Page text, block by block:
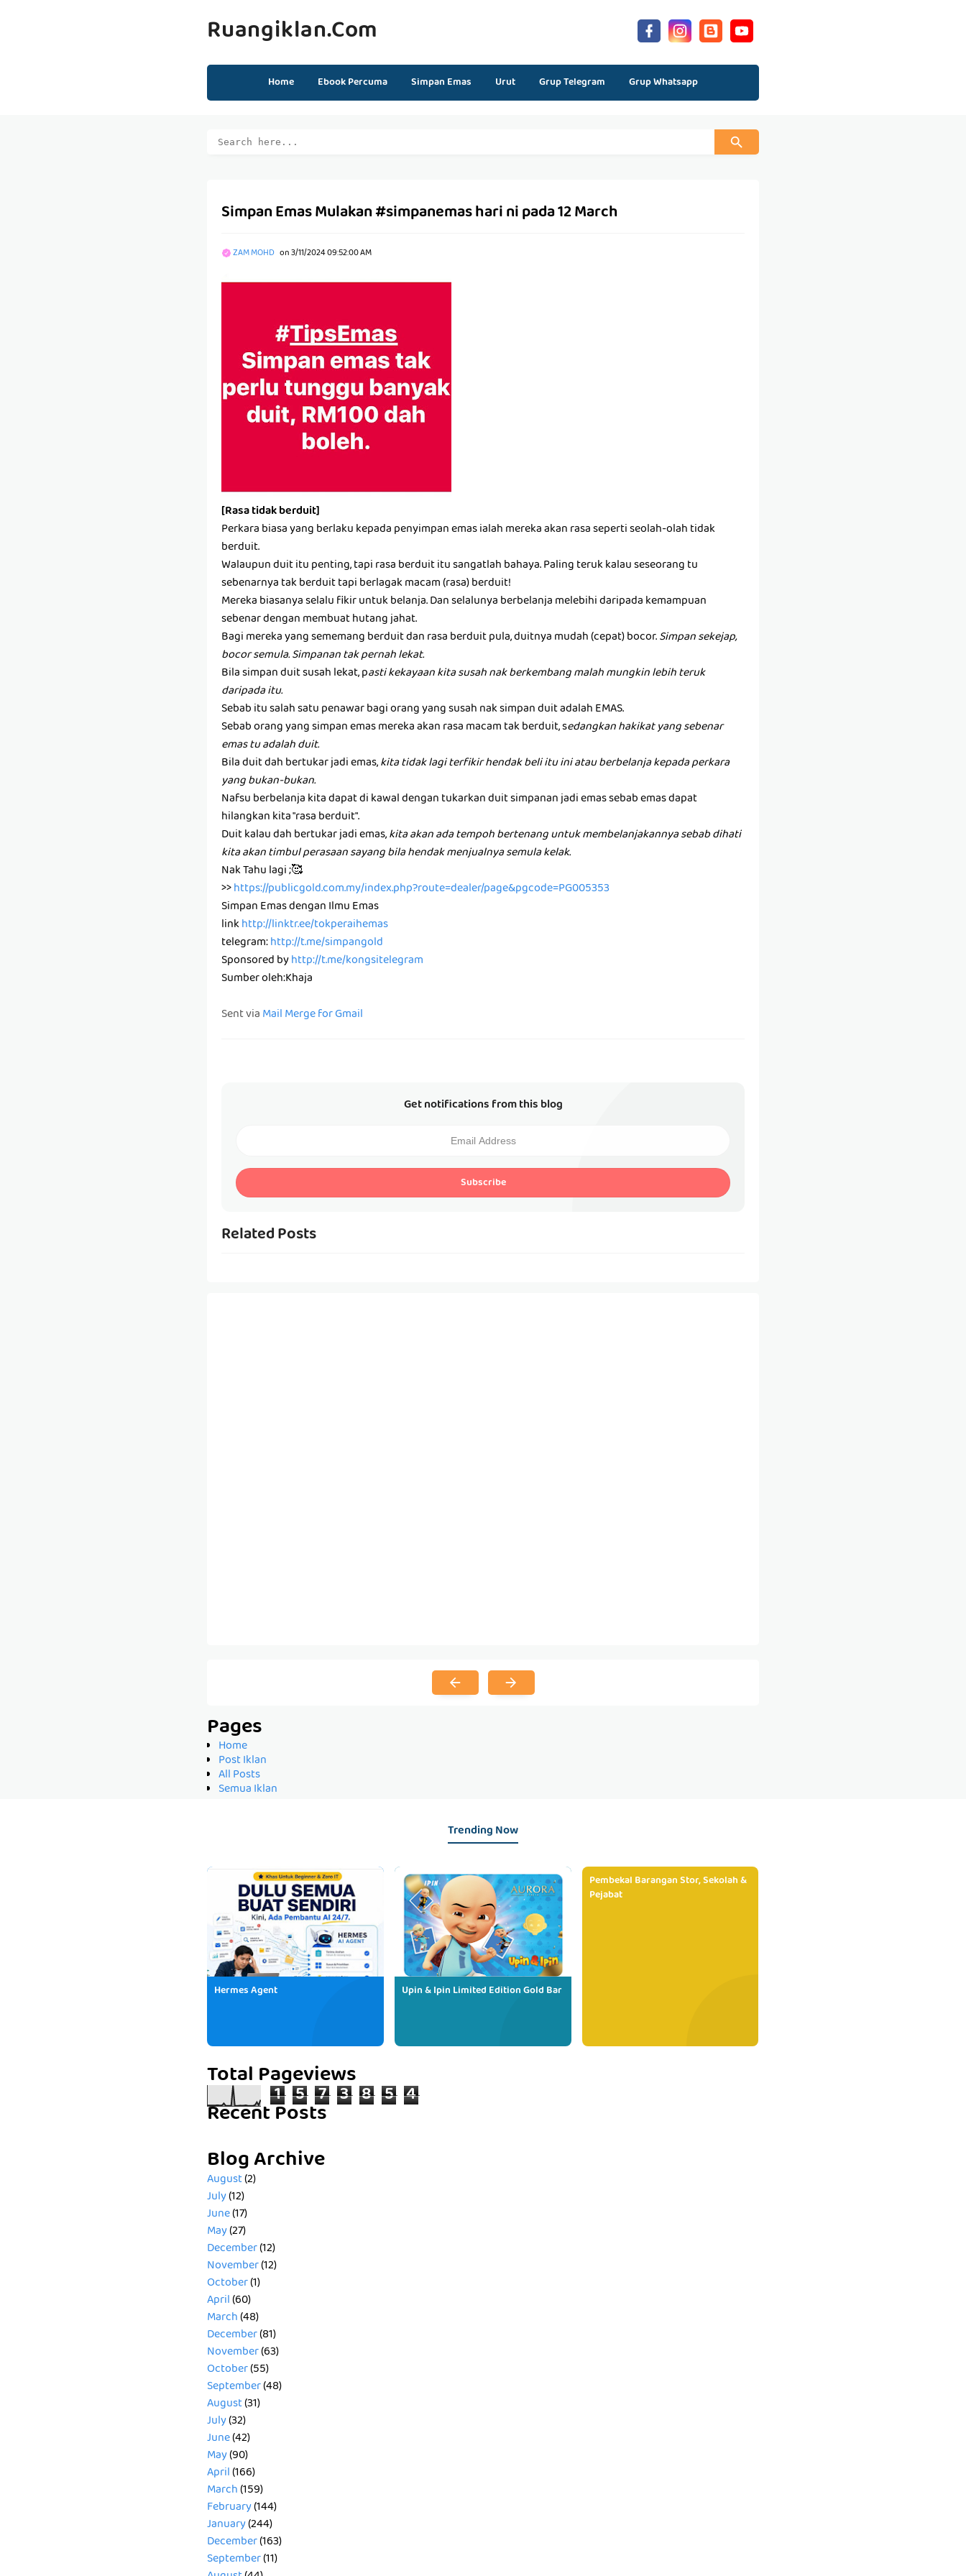
Ruangiklan.com
Home Ebook Percuma Simpan Emas Urut Grup Telegram Grup Whatsapp
Simpan Emas Mulakan #simpanemas hari ni pada 12 March
ZAM MOHD on3/11/2024 09:52:00 AM
[Rasa tidak berduit]
Perkara biasa yang berlaku kepada penyimpan emas ialah mereka akan rasa seperti seolah-olah tidak
berduit.
Walaupun duit itu penting, tapi rasa berduit itu sangatlah bahaya. Paling teruk kalau seseorang tu
sebenarnya tak berduit tapi berlagak macam (rasa) berduit!
Mereka biasanya selalu fikir untuk belanja. Dan selalunya berbelanja melebihi daripada kemampuan
sebenar dengan membuat hutang jahat.
Bagi mereka yang sememang berduit dan rasa berduit pula, duitnya mudah (cepat) bocor.Simpan sekejap,
bocor semula. Simpanan tak pernah lekat.
Bila simpan duit susah lekat, pasti kekayaan kita susah nak berkembang malah mungkin lebih teruk
daripada itu.
Sebab itu salah satu penawar bagi orang yang susah nak simpan duit adalah EMAS.
Sebab orang yang simpan emas mereka akan rasa macam tak berduit, sedangkan hakikat yang sebenar
emas tu adalah duit.
Bila duit dah bertukar jadi emas,kita tidak lagi terfikir hendak beli itu ini atau berbelanja kepada perkara
yang bukan-bukan.
Nafsu berbelanja kita dapat di kawal dengan tukarkan duit simpanan jadi emas sebab emas dapat
hilangkan kita "rasa berduit".
Duit kalau dah bertukar jadi emas,kita akan ada tempoh bertenang untuk membelanjakannya sebab dihati
kita akan timbul perasaan sayang bila hendak menjualnya semula kelak.
Nak Tahu lagi ;🥰
>>https://publicgold.com.my/index.php?route=dealer/page&pgcode=PG005353
Simpan Emas dengan Ilmu Emas
linkhttp://linktr.ee/tokperaihemas
telegram:http://t.me/simpangold
Sponsored byhttp://t.me/kongsitelegram
Sumber oleh:Khaja
Sent viaMail Merge for Gmail
Get notifications from this blog
Subscribe
Related Posts
Pages
Home
Post Iklan
All Posts
Semua Iklan
Trending Now
Hermes Agent Upin & Ipin Limited Edition Gold Bar
Pembekal Barangan Stor, Sekolah &
Pejabat
Total Pageviews
1 5 7 3 8 5 4
Recent Posts
Blog Archive
August(2)
July(12)
June(17)
May(27)
December(12)
November(12)
October(1)
April(60)
March(48)
December(81)
November(63)
October(55)
September(48)
August(31)
July(32)
June(42)
May(90)
April(166)
March(159)
February(144)
January(244)
December(163)
September(11)